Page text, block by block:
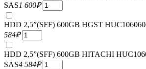
SAS1 600₽
HDD 2,5”(SFF) 600GB HGST
584₽
HDD 2,5”(SFF) 600GB HITACHI
SAS4 584₽